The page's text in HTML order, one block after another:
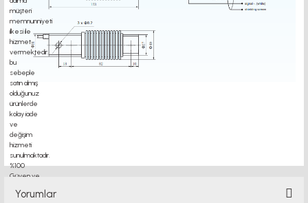
ağırlık sensörü
motor kaplin fiyatları, sigma profil, 3d yazıcı, kremayer dişli, 45x45 sigma profil,
delta haberleşme kablosu, delta plc fiyat, konveyör bant, kramiyer dişli, mantar
stop, otomatik yağlama sistemleri, rulolu konveyör fiyatları, 12v 50a güç kaynağı,
2kw servo motor,
Yorumlar